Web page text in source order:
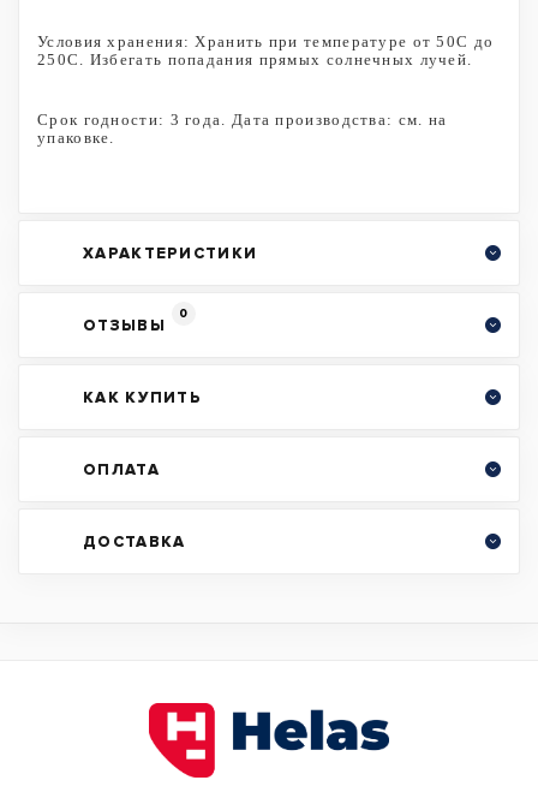
Условия хранения: Хранить при температуре от 50С до
250С. Избегать попадания прямых солнечных лучей.
Срок годности: 3 года. Дата производства: см. на
упаковке.
ХАРАКТЕРИСТИКИ
ОТЗЫВЫ
0
КАК КУПИТЬ
ОПЛАТА
ДОСТАВКА